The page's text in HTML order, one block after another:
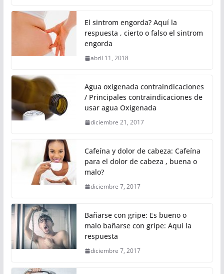
El sintrom engorda? Aquí la
respuesta , cierto o falso el sintrom
engorda
abril 11, 2018
Agua oxigenada contraindicaciones
/ Principales contraindicaciones de
usar agua Oxigenada
diciembre 21, 2017
Cafeína y dolor de cabeza: Cafeína
para el dolor de cabeza , buena o
malo?
diciembre 7, 2017
Bañarse con gripe: Es bueno o
malo bañarse con gripe: Aquí la
respuesta
diciembre 7, 2017